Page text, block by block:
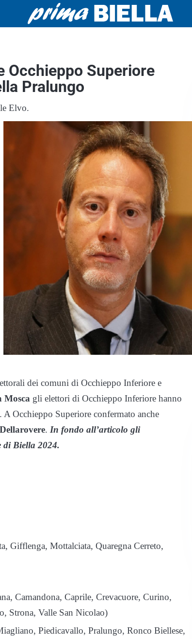
Occhieppo Superiore
Pralungo
Elvo.
dei comuni di Occhieppo Inferiore e
Mosca gli elettori di Occhieppo Inferiore hanno
Occhieppo Superiore confermato anche
. In fondo all’articolo gli
di Biella 2024.
Gifflenga, Mottalciata, Quaregna Cerreto,
Camandona, Caprile, Crevacuore, Curino,
Strona, Valle San Nicolao)
Piedicavallo, Pralungo, Ronco Biellese,